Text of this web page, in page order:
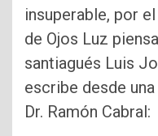
insuperable, por
de Ojos Luz
santiagués Luis
escribe desde
Dr. Ramón Cabral: